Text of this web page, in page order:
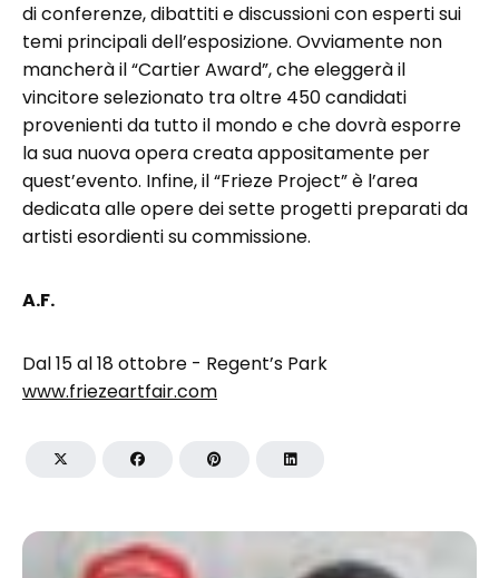
di conferenze, dibattiti e discussioni con esperti sui
temi principali dell’esposizione. Ovviamente non
mancherà il “Cartier Award”, che eleggerà il
vincitore selezionato tra oltre 450 candidati
provenienti da tutto il mondo e che dovrà esporre
la sua nuova opera creata appositamente per
quest’evento. Infine, il “Frieze Project” è l’area
dedicata alle opere dei sette progetti preparati da
artisti esordienti su commissione.
A.F.
Dal 15 al 18 ottobre - Regent’s Park
www.friezeartfair.com